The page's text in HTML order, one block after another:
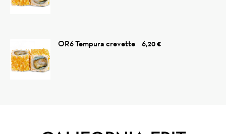
OR6 Tempura crevette 6,20 €